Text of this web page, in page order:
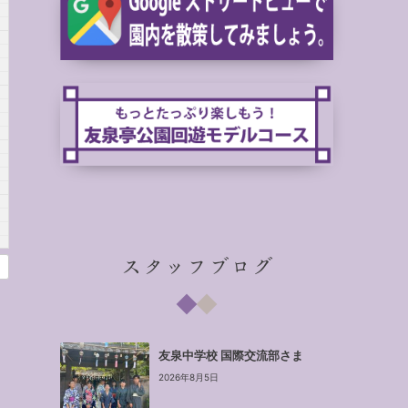
スタッフブログ
友泉中学校 国際交流部さま
2026年8月5日